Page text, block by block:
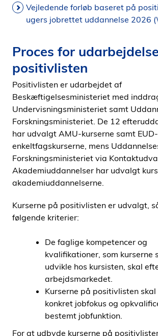
Vejledende forløb baseret på
ugers jobrettet uddannelse 2026
Proces for
positivlisten
Positivlisten er udarbejdet af
Beskæftigelsesministeriet med
Undervisningsministeriet samt
Forskningsministeriet. De 12
har udvalgt AMU-kurserne samt EUD-
enkeltfagskurserne, mens
Forskningsministeriet via
Akademiuddannelser har udvalgt
akademiuddannelserne.
Kurserne på positivlisten er udvalgt,
følgende kriterier:
De faglige kompetencer og
kvalifikationer, som kurserne
udvikle hos kursisten, skal
arbejdsmarkedet.
Kurserne på positivlisten
konkret jobfokus og
bestemt jobfunktion.
For at udbyde kurserne på